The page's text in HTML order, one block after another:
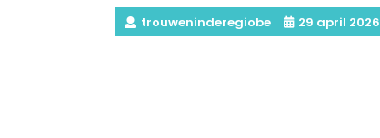
trouweninderegiobe 29 april 2026